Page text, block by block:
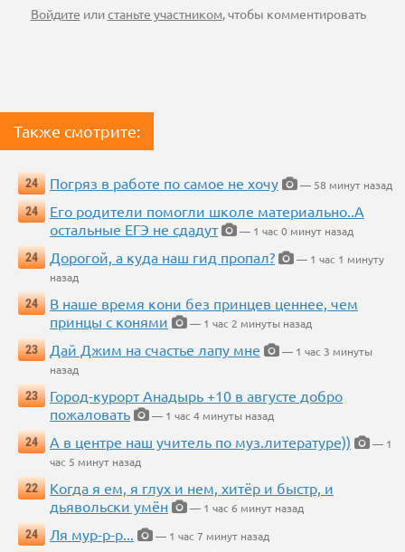
Войдите илистаньте участником, чтобы комментировать
Также смотрите:
24 Погряз в работе по самое не хочу
— 58 минут назад
24
Его родители помогли школе материально..А
остальные ЕГЭ не сдадут
— 1 час 0 минут назад
24
Дорогой, а куда наш гид пропал?
— 1 час 1 минуту
назад
24
В наше время кони без принцев ценнее, чем
принцы с конями
— 1 час 2 минуты назад
23
Дай Джим на счастье лапу мне
— 1 час 3 минуты
назад
23
Город-курорт Анадырь +10 в августе добро
пожаловать
— 1 час 4 минуты назад
24
А в центре наш учитель по муз.литературе))
— 1
час 5 минут назад
22
Когда я ем, я глух и нем, хитёр и быстр, и
дьявольски умён
— 1 час 6 минут назад
24
Ля мур-р-р...
— 1 час 7 минут назад